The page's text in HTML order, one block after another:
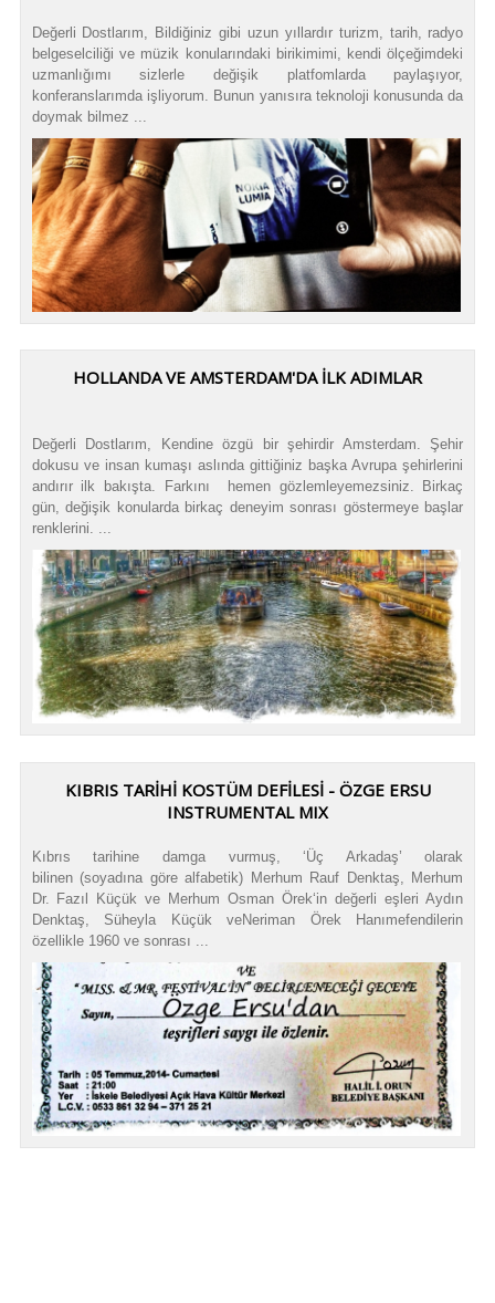
Değerli Dostlarım, Bildiğiniz gibi uzun yıllardır turizm, tarih, radyo
belgeselciliği ve müzik konularındaki birikimimi, kendi ölçeğimdeki
uzmanlığımı sizlerle değişik platfomlarda paylaşıyor,
konferanslarımda işliyorum. Bunun yanısıra teknoloji konusunda da
doymak bilmez ...
HOLLANDA VE AMSTERDAM'DA İLK ADIMLAR
Değerli Dostlarım, Kendine özgü bir şehirdir Amsterdam. Şehir
dokusu ve insan kumaşı aslında gittiğiniz başka Avrupa şehirlerini
andırır ilk bakışta. Farkını hemen gözlemleyemezsiniz. Birkaç
gün, değişik konularda birkaç deneyim sonrası göstermeye başlar
renklerini. ...
KIBRIS TARİHİ KOSTÜM DEFİLESİ - ÖZGE ERSU
INSTRUMENTAL MIX
Kıbrıs tarihine damga vurmuş, ‘Üç Arkadaş’ olarak
bilinen (soyadına göre alfabetik) Merhum Rauf Denktaş, Merhum
Dr. Fazıl Küçük ve Merhum Osman Örek‘in değerli eşleri Aydın
Denktaş, Süheyla Küçük veNeriman Örek Hanımefendilerin
özellikle 1960 ve sonrası ...